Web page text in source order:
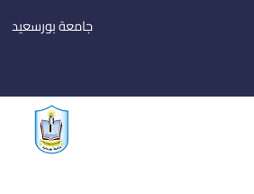
جامعة بورسعيد